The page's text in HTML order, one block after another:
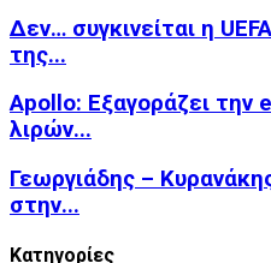
Δεν… συγκινείται η
της...
Apollo: Εξαγοράζει την
λιρών...
Γεωργιάδης –
στην...
Kατηγορίες